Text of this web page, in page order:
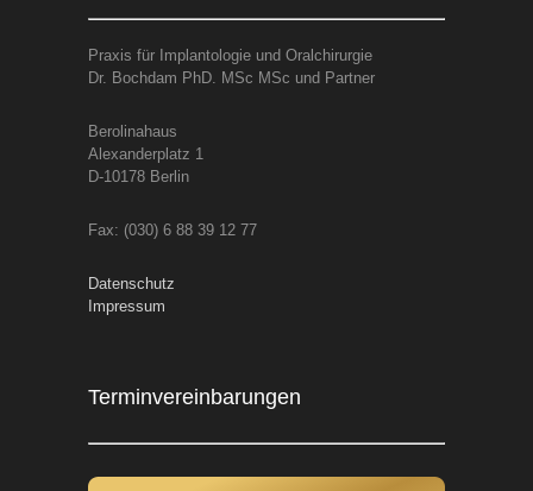
Praxis für Implantologie und Oralchirurgie
Dr. Bochdam PhD. MSc MSc und Partner
Berolinahaus
Alexanderplatz 1
D-10178 Berlin
Fax: (030) 6 88 39 12 77
Datenschutz
Impressum
Terminvereinbarungen